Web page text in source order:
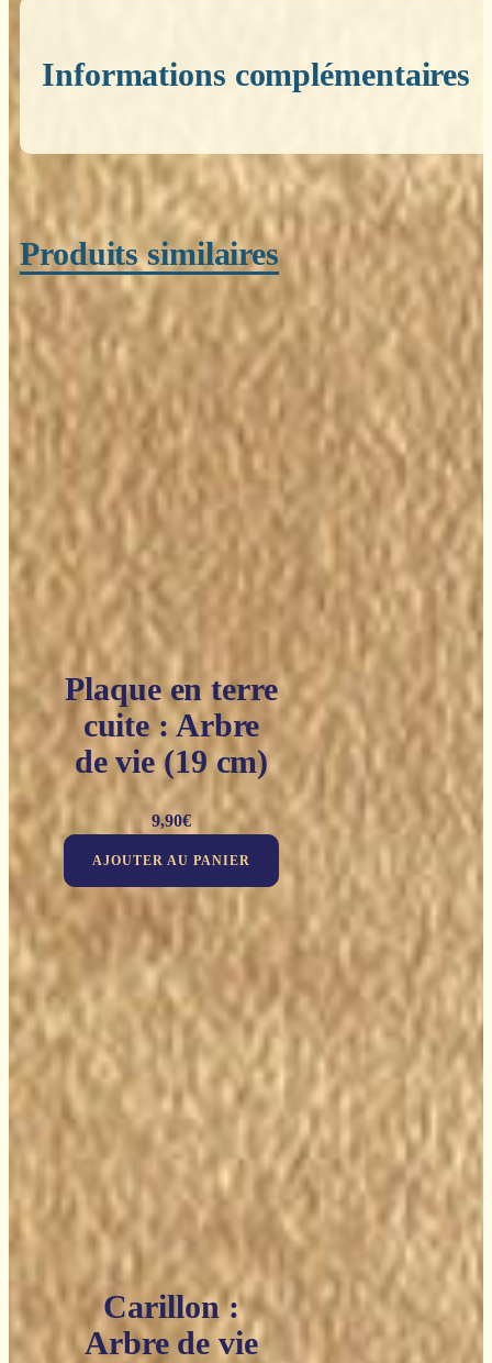
Informations complémentaires
Produits similaires
Plaque en terre
cuite : Arbre
de vie (19 cm)
9,90€
AJOUTER AU PANIER
Carillon :
Arbre de vie